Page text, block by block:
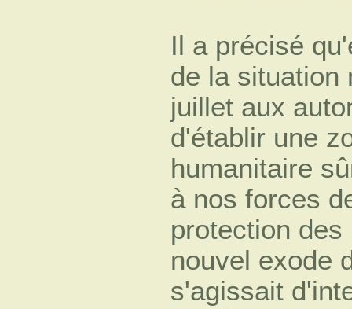
Il a précisé
de la situation
juillet aux
d'établir une
humanitaire
à nos forces
protection
nouvel exode
s'agissait